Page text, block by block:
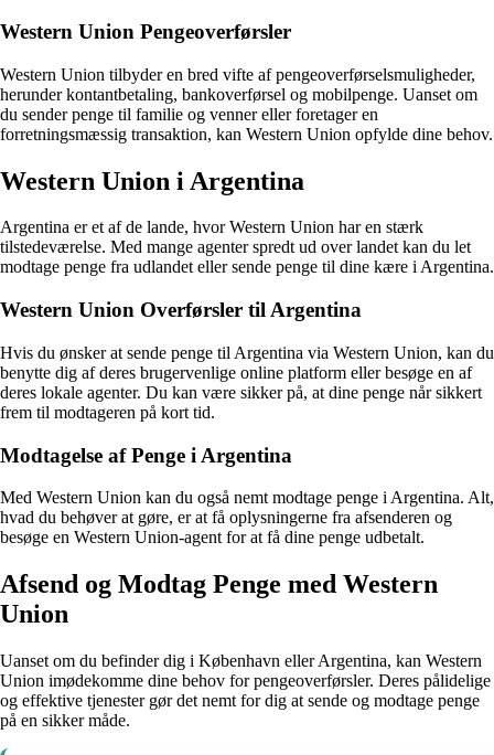
Western Union Pengeoverførsler
Western Union tilbyder en bred vifte af pengeoverførselsmuligheder,
herunder kontantbetaling, bankoverførsel og mobilpenge. Uanset om
du sender penge til familie og venner eller foretager en
forretningsmæssig transaktion, kan Western Union opfylde dine behov.
Western Union i Argentina
Argentina er et af de lande, hvor Western Union har en stærk
tilstedeværelse. Med mange agenter spredt ud over landet kan du let
modtage penge fra udlandet eller sende penge til dine kære i Argentina.
Western Union Overførsler til Argentina
Hvis du ønsker at sende penge til Argentina via Western Union, kan du
benytte dig af deres brugervenlige online platform eller besøge en af
deres lokale agenter. Du kan være sikker på, at dine penge når sikkert
frem til modtageren på kort tid.
Modtagelse af Penge i Argentina
Med Western Union kan du også nemt modtage penge i Argentina. Alt,
hvad du behøver at gøre, er at få oplysningerne fra afsenderen og
besøge en Western Union-agent for at få dine penge udbetalt.
Afsend og Modtag Penge med Western
Union
Uanset om du befinder dig i København eller Argentina, kan Western
Union imødekomme dine behov for pengeoverførsler. Deres pålidelige
og effektive tjenester gør det nemt for dig at sende og modtage penge
på en sikker måde.